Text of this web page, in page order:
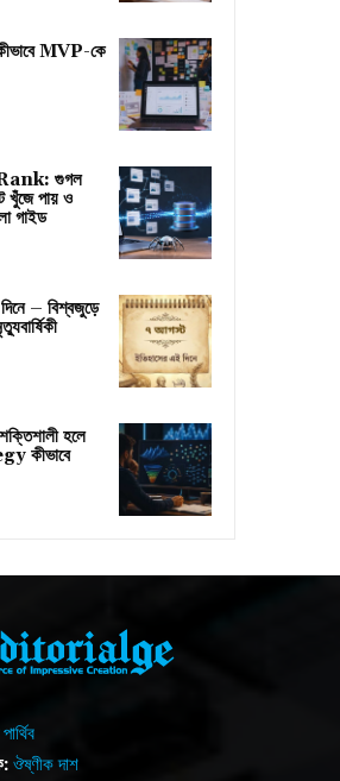
MVP-কে
গুগল
খুঁজে পায় ও
গাইড
– বিশ্বজুড়ে
হলে
কীভাবে
ঔষ্ণীক দাশ